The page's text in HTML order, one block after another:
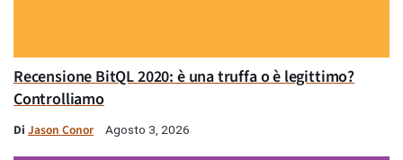
Recensione BitQL 2020: è una truffa o è legittimo?
Controlliamo
Di Jason Conor Agosto 3, 2026